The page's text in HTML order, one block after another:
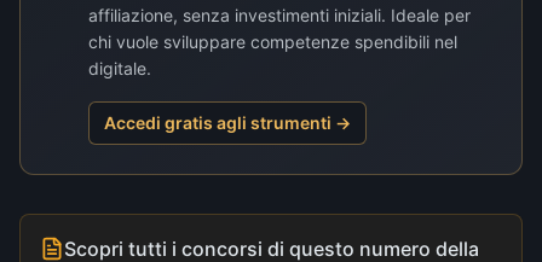
affiliazione, senza investimenti iniziali. Ideale per
chi vuole sviluppare competenze spendibili nel
digitale.
Accedi gratis agli strumenti →
Scopri tutti i concorsi di questo numero della